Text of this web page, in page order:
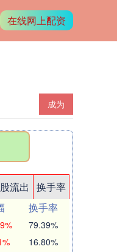
在线网上配资
成为
流出
换手率
换手率
79.39%
16.80%